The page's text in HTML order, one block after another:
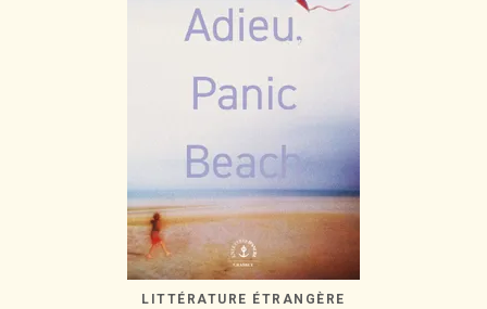
LITTÉRATURE ÉTRANGÈRE